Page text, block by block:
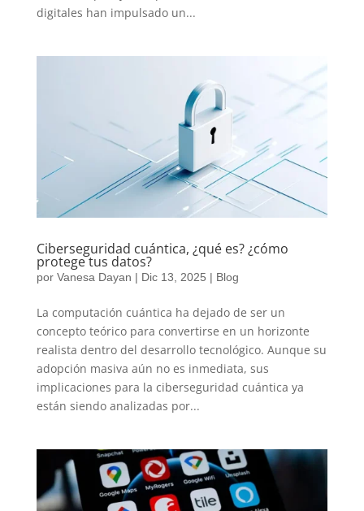
digitales han impulsado un...
Ciberseguridad cuántica, ¿qué es? ¿cómo
protege tus datos?
por Vanesa Dayan | Dic 13, 2025 | Blog
La computación cuántica ha dejado de ser un
concepto teórico para convertirse en un horizonte
realista dentro del desarrollo tecnológico. Aunque su
adopción masiva aún no es inmediata, sus
implicaciones para la ciberseguridad cuántica ya
están siendo analizadas por...